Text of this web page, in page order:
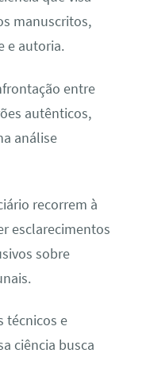
manuscritos,
e autoria.
entre
autênticos,
análise
recorrem à
esclarecimentos
sobre
técnicos e
ciência busca